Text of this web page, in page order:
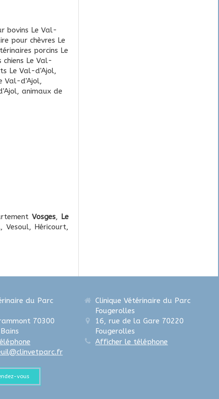
bovins Le Val-
pour chèvres Le
porcins Le
chiens Le Val-
Le Val-d'Ajol,
Val-d'Ajol,
,animaux de
Vosges, Le
Vesoul, Héricourt,
du Parc
70300
vous
Clinique Vétérinaire du Parc
Fougerolles
16, rue de la Gare 70220
Fougerolles
Afficher le téléphone